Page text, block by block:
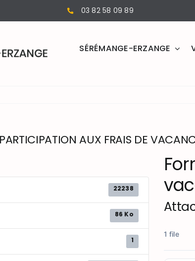
03 82 58 09 89
SÉRÉMANGE-ERZANGE
AUX FRAIS DE
22238
86 Ko
1
1 file